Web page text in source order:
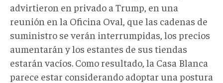
advirtieron en privado a Trump, en una
reunión en la Oficina Oval, que las cadenas de
suministro se verán interrumpidas, los precios
aumentarán y los estantes de sus tiendas
estarán vacíos. Como resultado, la Casa Blanca
parece estar considerando adoptar una postura